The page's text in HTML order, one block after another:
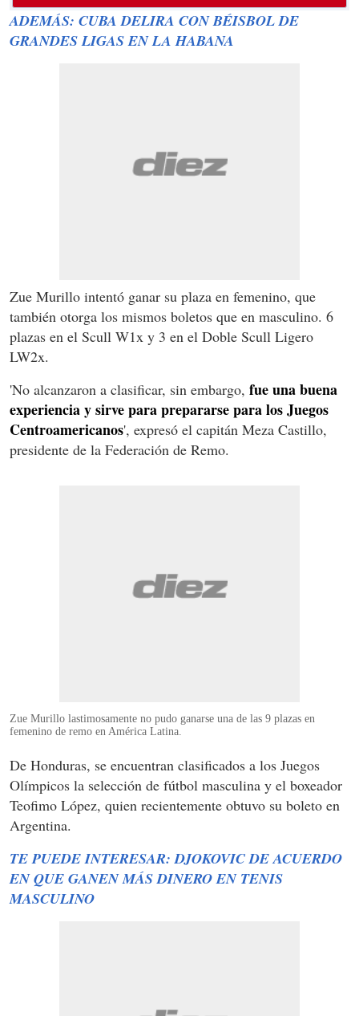
ADEMÁS: CUBA DELIRA CON BÉISBOL DE
GRANDES LIGAS EN LA HABANA
Zue Murillo intentó ganar su plaza en femenino, que
también otorga los mismos boletos que en masculino. 6
plazas en el Scull W1x y 3 en el Doble Scull Ligero
LW2x.
'No alcanzaron a clasificar, sin embargo, fue una buena
experiencia y sirve para prepararse para los Juegos
Centroamericanos', expresó el capitán Meza Castillo,
presidente de la Federación de Remo.
Zue Murillo lastimosamente no pudo ganarse una de las 9 plazas en
femenino de remo en América Latina.
De Honduras, se encuentran clasificados a los Juegos
Olímpicos la selección de fútbol masculina y el boxeador
Teofimo López, quien recientemente obtuvo su boleto en
Argentina.
TE PUEDE INTERESAR: DJOKOVIC DE ACUERDO
EN QUE GANEN MÁS DINERO EN TENIS
MASCULINO